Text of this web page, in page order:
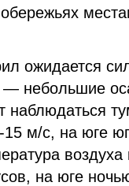
ожидается
небольшие
наблюдаться
15 м/с, на юге
на юге